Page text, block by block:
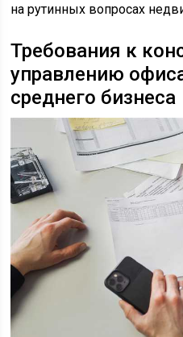
на рутинных вопросах
Требования к
управлению
среднего бизнеса